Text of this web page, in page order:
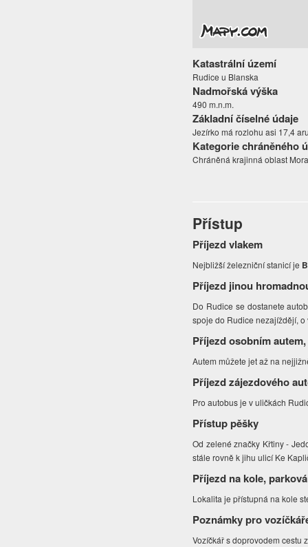
Katastrální území
Rudice u Blanska
Nadmořská výška
490 m.n.m.
Základní číselné údaje
Jezírko má rozlohu asi 17,4
Kategorie chráněného
Chráněná krajinná oblast
Přístup
Příjezd vlakem
Nejbližší železniční stanicí je
Příjezd jinou
Do Rudice se dostanete
spoje do Rudice nezajíždějí,
Příjezd osobním
Autem můžete jet až na
Příjezd zájezdového
Pro autobus je v uličkách
Přístup pěšky
Od zelené značky Křtiny -
stále rovně k jihu ulicí Ke
Příjezd na kole,
Lokalita je přístupná na kole
Poznámky pro
Vozíčkář s doprovodem cestu